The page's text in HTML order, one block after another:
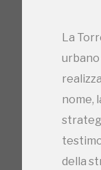
La
urbano
nome,
della
secoli
torre